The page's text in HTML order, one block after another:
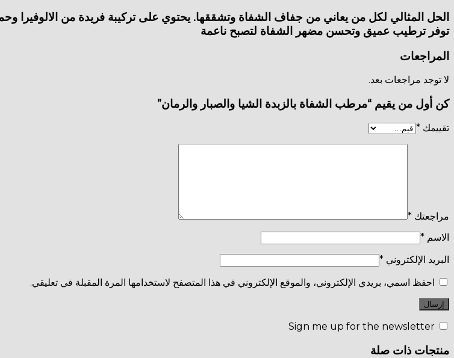
الحل المثالي لكل من يعاني من جفاف الشفاة وتشققها. يحتوي على تركيبة فريدة من الالوفيرا
توفر ترطيب عميق وتحسن مضهر الشفاة لتصبح ناعمة
المراجعات
لا توجد مراجعات بعد.
كن أول من يقيم “مرطب الشفاة بالزبدة الشيا والصبار والرمان”
تقييمك *
مراجعتك *
الاسم *
البريد الإلكتروني *
احفظ اسمي، بريدي الإلكتروني، والموقع الإلكتروني في هذا المتصفح لاستخدامها المرة المقبلة في تعليقي.
منتجات ذات صلة